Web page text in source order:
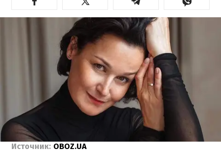
Источник: OBOZ.UA